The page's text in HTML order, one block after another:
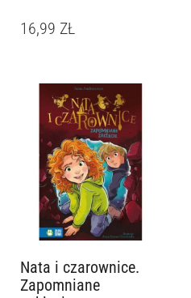
16,99 ZŁ
Nata i czarownice.
Zapomniane